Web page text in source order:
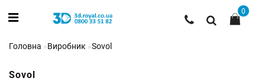
0
Головна Виробник Sovol
Sovol